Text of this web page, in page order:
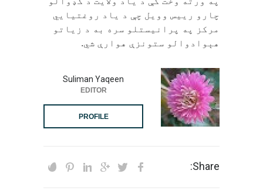
چارو رییس وویل چې د یاد روغتیايي
مرکز په پرانیستلو سره به د زیاتو
هېوادوالو ستونزې هوارې شي.
Suliman Yaqeen
EDITOR
PROFILE
Share: